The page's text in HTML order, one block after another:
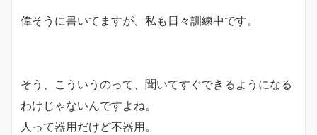
偉そうに書いてますが、私も日々訓練中です。
そう、こういうのって、聞いてすぐできるようになる
わけじゃないんですよね。
人って器用だけど不器用。